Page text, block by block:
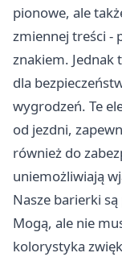
pionowe, ale
zmiennej treści -
znakiem. Jednak
dla
wygrodzeń. Te
od jezdni,
również do
uniemożliwiają
Nasze barierki
Mogą, ale nie
kolorystyka